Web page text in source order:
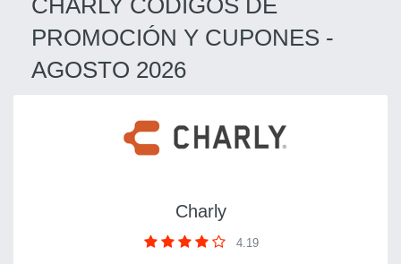
PROMOCIÓN Y CUPONES -
AGOSTO 2026
Charly
4.19